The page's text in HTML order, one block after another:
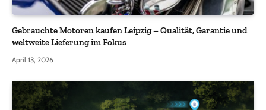
Gebrauchte Motoren kaufen Leipzig – Qualität, Garantie und
weltweite Lieferung im Fokus
April 13, 2026